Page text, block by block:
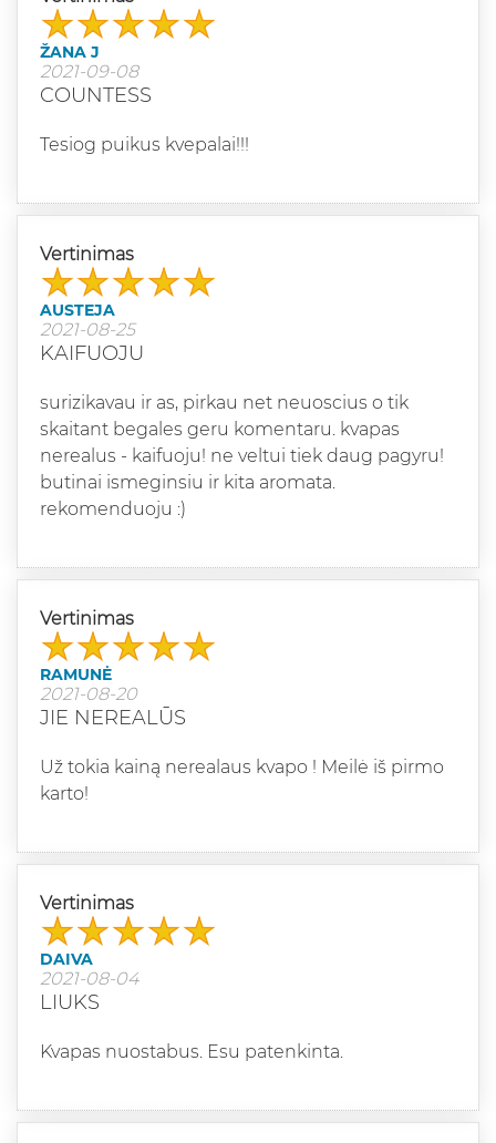
ŽANA J
2021-09-08
COUNTESS
Tesiog puikus kvepalai!!!
Vertinimas
AUSTEJA
2021-08-25
KAIFUOJU
surizikavau ir as, pirkau net neuoscius o tik
skaitant begales geru komentaru. kvapas
nerealus - kaifuoju! ne veltui tiek daug pagyru!
butinai ismeginsiu ir kita aromata.
rekomenduoju :)
Vertinimas
RAMUNĖ
2021-08-20
JIE NEREALŪS
Už tokia kainą nerealaus kvapo ! Meilė iš pirmo
karto!
Vertinimas
DAIVA
2021-08-04
LIUKS
Kvapas nuostabus. Esu patenkinta.